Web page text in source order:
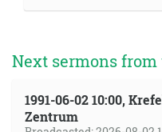
Next sermons
1991-06-02 10:00,
Zentrum